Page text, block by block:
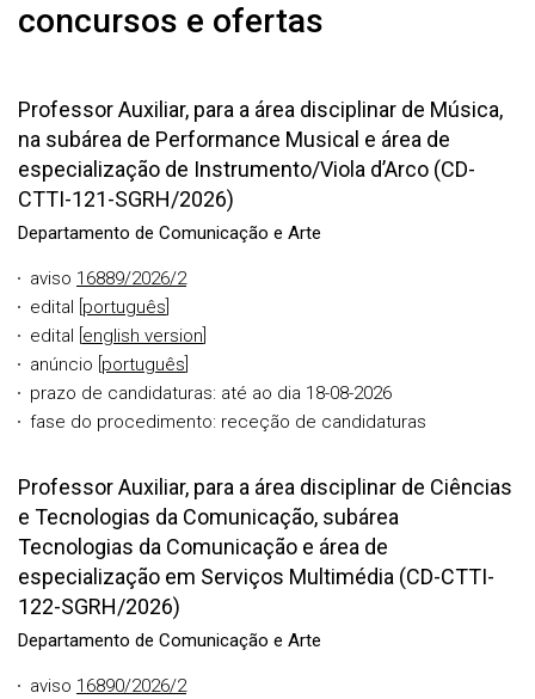
concursos e ofertas
Professor Auxiliar, para a área disciplinar de Música,
na subárea de Performance Musical e área de
especialização de Instrumento/Viola d’Arco (CD-
CTTI-121-SGRH/2026)
Departamento de Comunicação e Arte
aviso 16889/2026/2
edital [ português
edital [ english version
anúncio [ português
prazo de candidaturas: até ao dia 18-08-2026
fase do procedimento: receção de candidaturas
Professor Auxiliar, para a área disciplinar de Ciências
e Tecnologias da Comunicação, subárea
Tecnologias da Comunicação e área de
especialização em Serviços Multimédia (CD-CTTI-
122-SGRH/2026)
Departamento de Comunicação e Arte
aviso 16890/2026/2